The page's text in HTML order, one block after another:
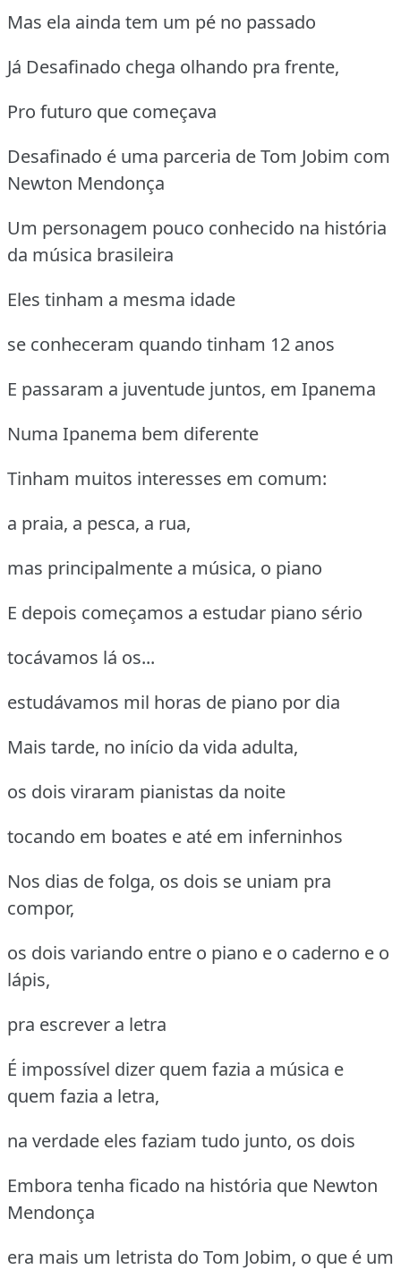
Mas ela ainda tem um pé no passado
Já Desafinado chega olhando pra frente,
Pro futuro que começava
Desafinado é uma parceria de Tom Jobim com
Newton Mendonça
Um personagem pouco conhecido na história
da música brasileira
Eles tinham a mesma idade
se conheceram quando tinham 12 anos
E passaram a juventude juntos, em Ipanema
Numa Ipanema bem diferente
Tinham muitos interesses em comum:
a praia, a pesca, a rua,
mas principalmente a música, o piano
E depois começamos a estudar piano sério
tocávamos lá os...
estudávamos mil horas de piano por dia
Mais tarde, no início da vida adulta,
os dois viraram pianistas da noite
tocando em boates e até em inferninhos
Nos dias de folga, os dois se uniam pra
compor,
os dois variando entre o piano e o caderno e o
lápis,
pra escrever a letra
É impossível dizer quem fazia a música e
quem fazia a letra,
na verdade eles faziam tudo junto, os dois
Embora tenha ficado na história que Newton
Mendonça
era mais um letrista do Tom Jobim, o que é um